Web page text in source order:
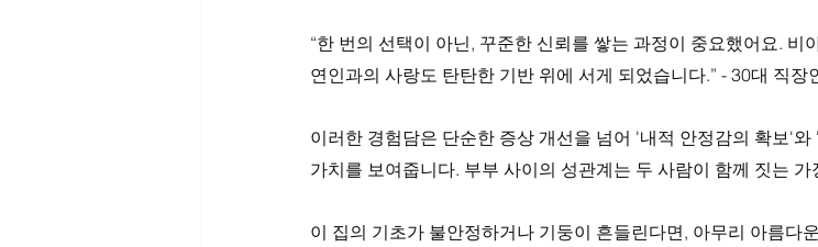
“한 번의 선택이 아닌, 꾸준한 신뢰를 쌓는 과정이 중요했어요. 비
연인과의 사랑도 탄탄한 기반 위에 서게 되었습니다.” - 30대 직장
이러한 경험담은 단순한 증상 개선을 넘어 '내적 안정감의 확보'
가치를 보여줍니다. 부부 사이의 성관계는 두 사람이 함께 짓는
이 집의 기초가 불안정하거나 기둥이 흔들린다면, 아무리 아름다